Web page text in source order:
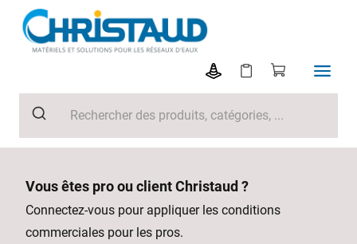
Vous êtes pro ou client Christaud ?
Connectez-vous pour appliquer les conditions
commerciales pour les pros.